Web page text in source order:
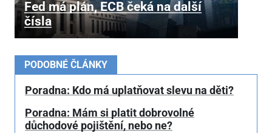
Fed má plán, ECB čeká na další
čísla
PODOBNÉ ČLÁNKY
Poradna: Kdo má uplatňovat slevu na děti?
Poradna: Mám si platit dobrovolné
důchodové pojištění, nebo ne?